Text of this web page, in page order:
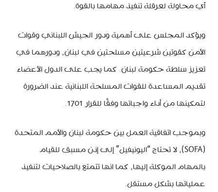
أي محاولة لعرقلة تنفيذ مهامها بالقوة.
ويؤكد المجلس على أهمية ودور الجيش اللبناني وقوات
الأمن كقوتين شرعيتين مسلحتين في لبنان، ودورهما في
تعزيز سلطة حكومة لبنان. كما يجب على الدول الأعضاء
تقديم المساعدة للقوات المسلحة اللبنانية عند الضرورة
لتمكينها من أداء واجباتها وفقًا للقرار 1701.
وبموجب اتفاقية العمل بين حكومة لبنان والأمم المتحدة
(SOFA)، لا تحتاج “اليونيفيل” إلى إذن مسبق للقيام
بالمهام الموكلة إليها، كما انها تتمتع بالصلاحيات لتنفيذ
عملياتها بشكل مستقل.